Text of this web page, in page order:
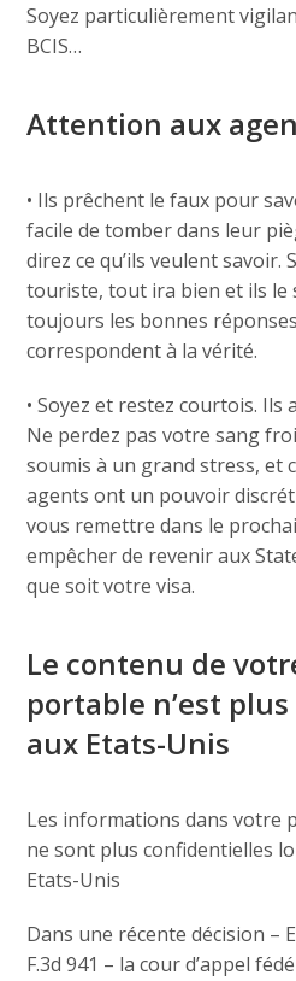
Soyez particulièrement
BCIS…
Attention aux
• Ils prêchent le faux pour
facile de tomber dans leur
direz ce qu’ils veulent savoir.
touriste, tout ira bien et ils le
toujours les bonnes
correspondent à la vérité.
• Soyez et restez courtois.
Ne perdez pas votre sang
soumis à un grand stress, et
agents ont un pouvoir
vous remettre dans le
empêcher de revenir aux
que soit votre visa.
Le contenu de
portable n’est
aux Etats-Unis
Les informations dans votre
ne sont plus confidentielles
Etats-Unis
Dans une récente décision –
F.3d 941 – la cour d’appel